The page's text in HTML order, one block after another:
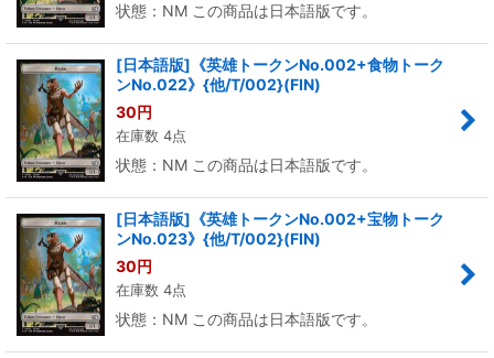
状態：NM この商品は日本語版です。
[日本語版]《英雄トークンNo.002+食物トーク
ンNo.022》{他/T/002}(FIN)
30円
在庫数 4点
状態：NM この商品は日本語版です。
[日本語版]《英雄トークンNo.002+宝物トーク
ンNo.023》{他/T/002}(FIN)
30円
在庫数 4点
状態：NM この商品は日本語版です。